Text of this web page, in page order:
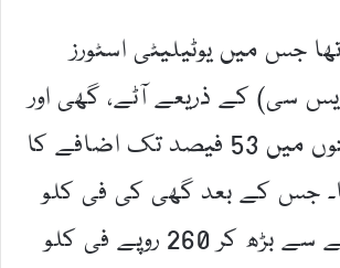
جس میں یوٹیلیٹی اسٹورز
ایس سی) کے ذریعے آٹے، گھی اور
چینی کی قیمتوں میں 53 فیصد تک اضافے کا
جس کے بعد گھی کی فی کلو
قیمت 170 روپے سے بڑھ کر 260 روپے فی کلو